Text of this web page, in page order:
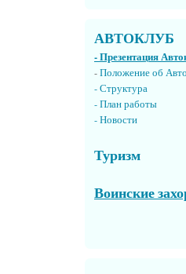
АВТОКЛУБ
- Презентация
-Положение об
- Структура
- План работы
- Новости
Туризм
Воинские